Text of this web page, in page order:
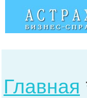
Главная